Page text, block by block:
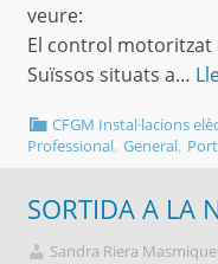
veure:
El control motoritzat
Suïssos situats a…
CFGM Instal·lacions
Professional, General,
SORTIDA A LA
Sandra Riera Masmiquel